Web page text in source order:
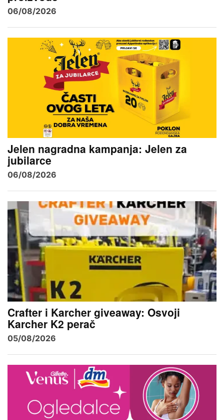
06/08/2026
Jelen nagradna kampanja: Jelen za
jubilarce
06/08/2026
Crafter i Karcher giveaway: Osvoji
Karcher K2 perač
05/08/2026